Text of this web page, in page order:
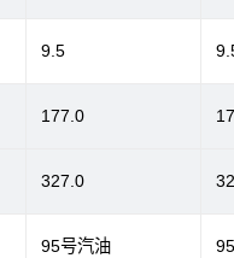
9.5
177.0
327.0
95号汽油